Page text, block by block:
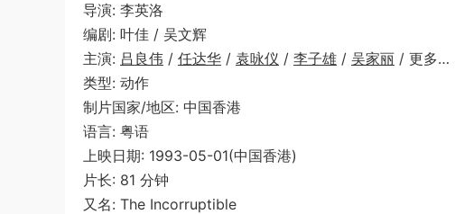
导演: 李英洛
编剧: 叶佳 / 吴文辉
主演: 吕良伟 / 任达华 / 袁咏仪 / 李子雄 / 吴家丽 / 更多…
类型: 动作
制片国家/地区: 中国香港
语言: 粤语
上映日期: 1993-05-01(中国香港)
片长: 81 分钟
又名: The Incorruptible